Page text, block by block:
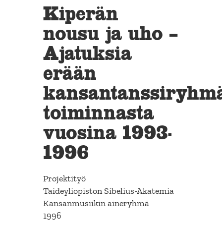
Kiperän
nousu ja uho –
Ajatuksia
erään
toiminnasta
vuosina 1993-
1996
Projektityö
Taideyliopiston Sibelius-Akatemia
Kansanmusiikin aineryhmä
1996